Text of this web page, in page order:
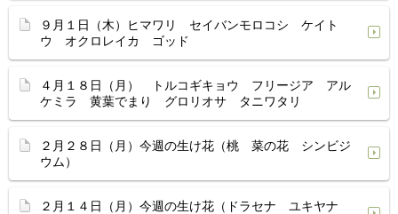
９月１日（木）ヒマワリ セイバンモロコシ ケイト
ウ オクロレイカ ゴッド
４月１８日（月） トルコギキョウ フリージア アル
ケミラ 黄葉でまり グロリオサ タニワタリ
２月２８日（月）今週の生け花（桃 菜の花 シンビジ
ウム）
２月１４日（月）今週の生け花（ドラセナ ユキヤナ